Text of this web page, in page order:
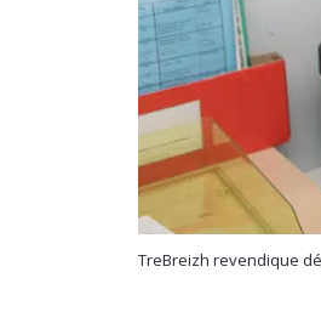
TreBreizh revendique